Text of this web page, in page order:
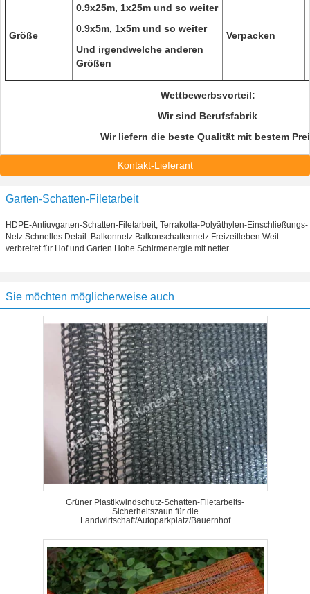
Größe
0.9x25m, 1x25m und so weiter
0.9x5m, 1x5m und so weiter
Und irgendwelche anderen
Größen
Verpacken
Wettbewerbsvorteil:
Wir sind Berufsfabrik
Wir liefern die beste Qualität mit bestem
Kontakt-Lieferant
Garten-Schatten-Filetarbeit
HDPE-Antiuvgarten-Schatten-Filetarbeit, Terrakotta-Polyäthylen-Einschließungs-
Netz Schnelles Detail: Balkonnetz Balkonschattennetz Freizeitleben Weit
verbreitet für Hof und Garten Hohe Schirmenergie mit netter ...
Sie möchten möglicherweise auch
Grüner Plastikwindschutz-Schatten-Filetarbeits-
Sicherheitszaun für die
Landwirtschaft/Autoparkplatz/Bauernhof